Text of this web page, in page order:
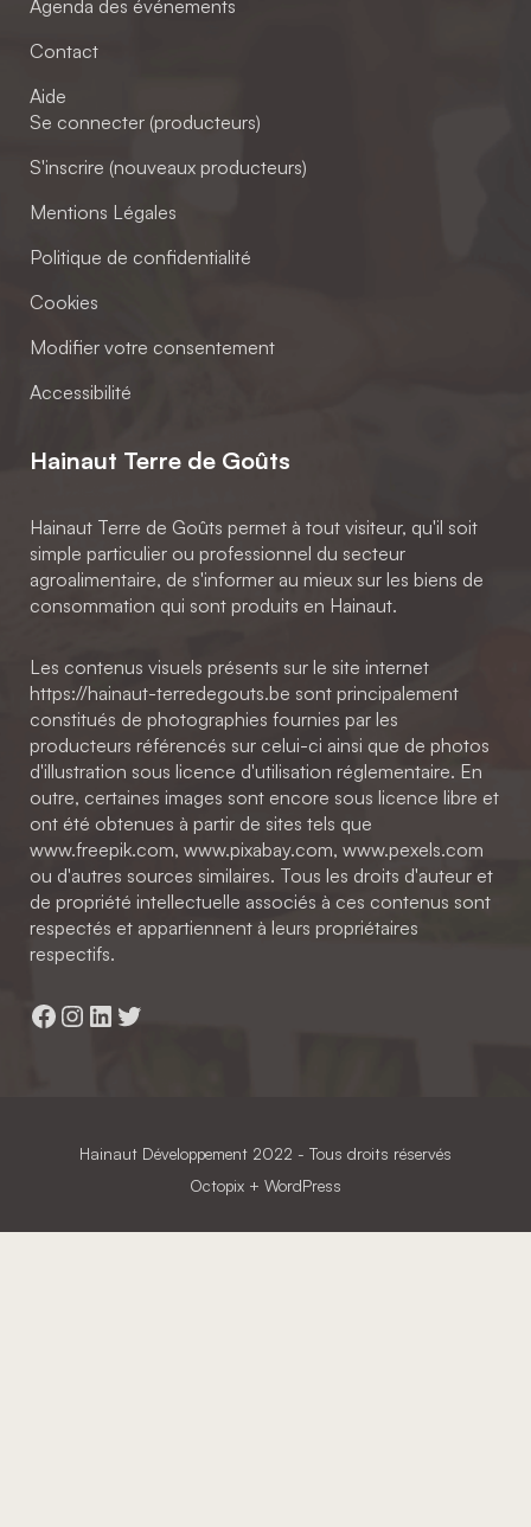
Agenda des événements
Contact
Aide
Se connecter (producteurs)
S'inscrire (nouveaux producteurs)
Mentions Légales
Politique de confidentialité
Cookies
Modifier votre consentement
Accessibilité
Hainaut Terre de Goûts
Hainaut Terre de Goûts permet à tout visiteur, qu'il soit
simple particulier ou professionnel du secteur
agroalimentaire, de s'informer au mieux sur les biens de
consommation qui sont produits en Hainaut.
Les contenus visuels présents sur le site internet
https://hainaut-terredegouts.be sont principalement
constitués de photographies fournies par les
producteurs référencés sur celui-ci ainsi que de photos
d'illustration sous licence d'utilisation réglementaire. En
outre, certaines images sont encore sous licence libre et
ont été obtenues à partir de sites tels que
www.freepik.com, www.pixabay.com, www.pexels.com
ou d'autres sources similaires. Tous les droits d'auteur et
de propriété intellectuelle associés à ces contenus sont
respectés et appartiennent à leurs propriétaires
respectifs.
Facebook
Instagram
LinkedIn
Twitter
Hainaut Développement 2022 - Tous droits réservés
Octopix + WordPress